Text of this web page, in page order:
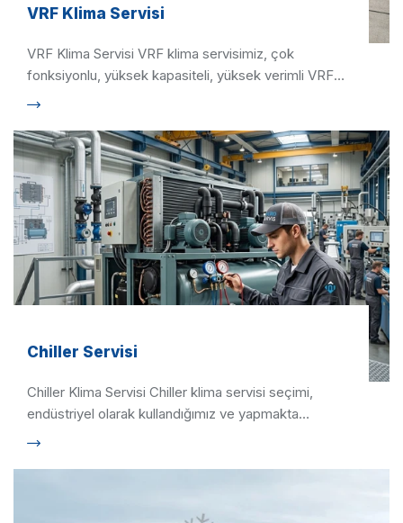
VRF Klima Servisi
VRF Klima Servisi VRF klima servisimiz, çok
fonksiyonlu, yüksek kapasiteli, yüksek verimli VRF
Chiller Servisi
Chiller Klima Servisi Chiller klima servisi seçimi,
endüstriyel olarak kullandığımız ve yapmakta